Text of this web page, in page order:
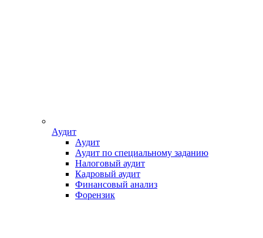
Аудит
Аудит
Аудит по специальному заданию
Налоговый аудит
Кадровый аудит
Финансовый анализ
Форензик